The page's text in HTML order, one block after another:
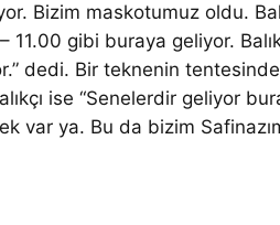
Bizim maskotumuz oldu.
gibi buraya geliyor.
dedi. Bir teknenin
ise “Senelerdir geliyor
var ya. Bu da bizim